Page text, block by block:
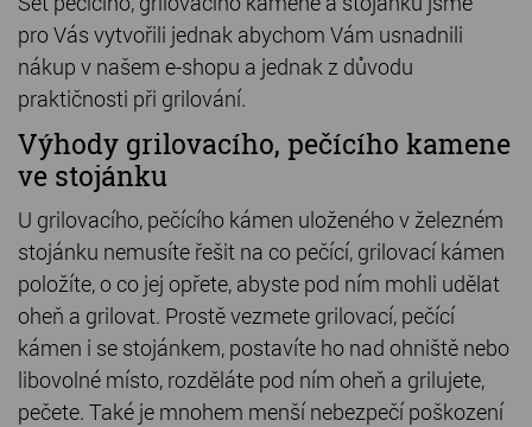
pro Vás vytvořili jednak abychom Vám usnadnili
nákup v našem e-shopu a jednak z důvodu
praktičnosti při grilování.
Výhody grilovacího, pečícího kamene
ve stojánku
U grilovacího, pečícího kámen uloženého v železném
stojánku nemusíte řešit na co pečící, grilovací kámen
položíte, o co jej opřete, abyste pod ním mohli udělat
oheň a grilovat. Prostě vezmete grilovací, pečící
kámen i se stojánkem, postavíte ho nad ohniště nebo
libovolné místo, rozděláte pod ním oheň a grilujete,
pečete. Také je mnohem menší nebezpečí poškození